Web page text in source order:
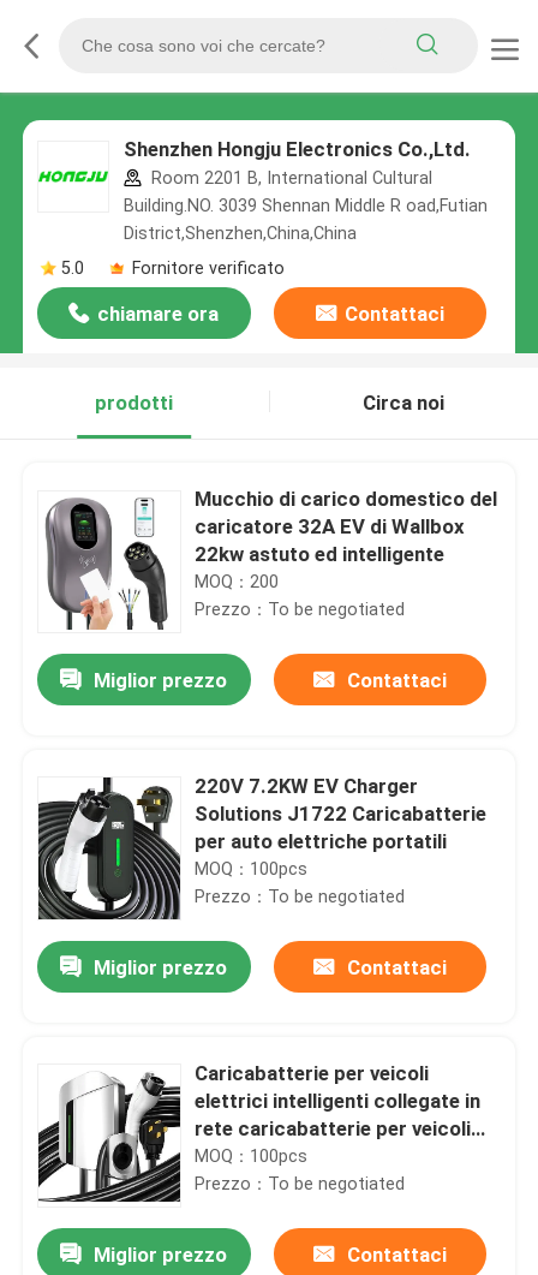
Shenzhen Hongju Electronics Co.,Ltd.
Room 2201 B, International Cultural
Building.NO. 3039 Shennan Middle R oad,Futian
District,Shenzhen,China,China
5.0
Fornitore verificato
chiamare ora Contattaci
prodotti Circa noi
Mucchio di carico domestico del
caricatore 32A EV di Wallbox
22kw astuto ed intelligente
MOQ：200
Prezzo：To be negotiated
Miglior prezzo Contattaci
220V 7.2KW EV Charger
Solutions J1722 Caricabatterie
per auto elettriche portatili
MOQ：100pcs
Prezzo：To be negotiated
Miglior prezzo Contattaci
Caricabatterie per veicoli
elettrici intelligenti collegate in
rete caricabatterie per veicoli
elettrici montate a muro fino a
22 kW
MOQ：100pcs
Prezzo：To be negotiated
Miglior prezzo Contattaci